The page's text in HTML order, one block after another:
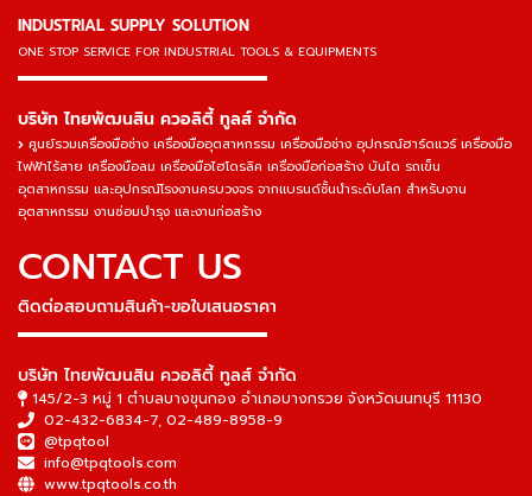
INDUSTRIAL SUPPLY SOLUTION
ONE STOP SERVICE FOR INDUSTRIAL TOOLS & EQUIPMENTS
▬▬▬▬▬▬▬▬▬▬▬▬▬▬▬
บริษัท ไทยพัฒนสิน ควอลิตี้ ทูลส์ จำกัด
ศูนย์รวมเครื่องมือช่าง เครื่องมืออุตสาหกรรม เครื่องมือช่าง อุปกรณ์ฮาร์ดแวร์ เครื่องมือ
ไฟฟ้าไร้สาย เครื่องมือลม เครื่องมือไฮโดรลิค เครื่องมือก่อสร้าง บันได รถเข็น
อุตสาหกรรม และอุปกรณ์โรงงานครบวงจร จากแบรนด์ชั้นนำระดับโลก สำหรับงาน
อุตสาหกรรม งานซ่อมบำรุง และงานก่อสร้าง
CONTACT US
ติดต่อสอบถามสินค้า-ขอใบเสนอราคา
▬▬▬▬▬▬▬▬▬▬▬▬▬▬▬
บริษัท ไทยพัฒนสิน ควอลิตี้ ทูลส์ จำกัด
145/2-3 หมู่ 1 ตำบลบางขุนกอง อำเภอบางกรวย จังหวัดนนทบุรี 11130
02-432-6834-7, 02-489-8958-9
@tpqtool
info@tpqtools.com
www.tpqtools.co.th